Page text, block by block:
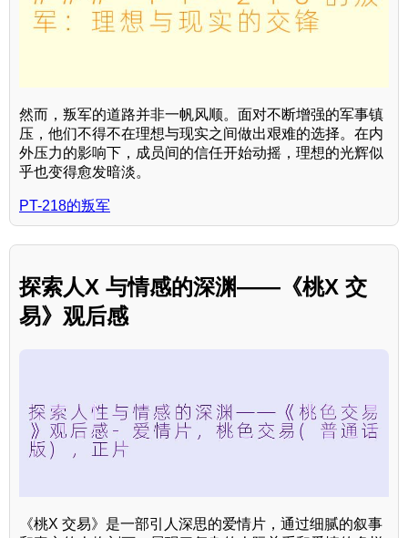
然而，叛军的道路并非一帆风顺。面对不断增强的军事镇
压，他们不得不在理想与现实之间做出艰难的选择。在内
外压力的影响下，成员间的信任开始动摇，理想的光辉似
乎也变得愈发暗淡。
PT-218的叛军
探索人X 与情感的深渊——《桃X 交
易》观后感
《桃X 交易》是一部引人深思的爱情片，通过细腻的叙事